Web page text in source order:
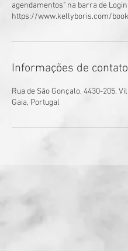
agendamentos" na barra de Login.
https://www.kellyboris.com/
Informações de contato
Rua de São Gonçalo, 4430-205,
Gaia, Portugal